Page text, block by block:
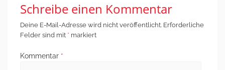
Schreibe einen Kommentar
Deine E-Mail-Adresse wird nicht veröffentlicht. Erforderliche
Felder sind mit * markiert
Kommentar *